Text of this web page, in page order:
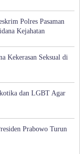
Polres Pasaman
Kejahatan
Kekerasan Seksual di
dan LGBT Agar
Prabowo Turun